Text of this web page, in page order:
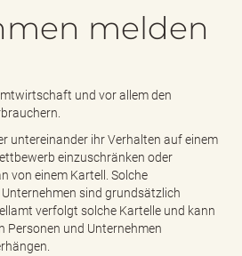
e
melden
und vor allem den
untereinander ihr Verhalten auf einem
einzuschränken oder
von einem Kartell. Solche
sind grundsätzlich
verfolgt solche Kartelle und kann
Personen und Unternehmen